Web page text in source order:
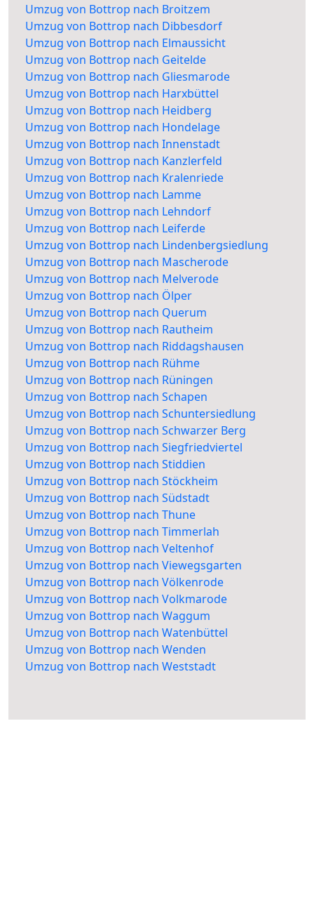
Umzug von Bottrop nach Broitzem
Umzug von Bottrop nach Dibbesdorf
Umzug von Bottrop nach Elmaussicht
Umzug von Bottrop nach Geitelde
Umzug von Bottrop nach Gliesmarode
Umzug von Bottrop nach Harxbüttel
Umzug von Bottrop nach Heidberg
Umzug von Bottrop nach Hondelage
Umzug von Bottrop nach Innenstadt
Umzug von Bottrop nach Kanzlerfeld
Umzug von Bottrop nach Kralenriede
Umzug von Bottrop nach Lamme
Umzug von Bottrop nach Lehndorf
Umzug von Bottrop nach Leiferde
Umzug von Bottrop nach Lindenbergsiedlung
Umzug von Bottrop nach Mascherode
Umzug von Bottrop nach Melverode
Umzug von Bottrop nach Ölper
Umzug von Bottrop nach Querum
Umzug von Bottrop nach Rautheim
Umzug von Bottrop nach Riddagshausen
Umzug von Bottrop nach Rühme
Umzug von Bottrop nach Rüningen
Umzug von Bottrop nach Schapen
Umzug von Bottrop nach Schuntersiedlung
Umzug von Bottrop nach Schwarzer Berg
Umzug von Bottrop nach Siegfriedviertel
Umzug von Bottrop nach Stiddien
Umzug von Bottrop nach Stöckheim
Umzug von Bottrop nach Südstadt
Umzug von Bottrop nach Thune
Umzug von Bottrop nach Timmerlah
Umzug von Bottrop nach Veltenhof
Umzug von Bottrop nach Viewegsgarten
Umzug von Bottrop nach Völkenrode
Umzug von Bottrop nach Volkmarode
Umzug von Bottrop nach Waggum
Umzug von Bottrop nach Watenbüttel
Umzug von Bottrop nach Wenden
Umzug von Bottrop nach Weststadt